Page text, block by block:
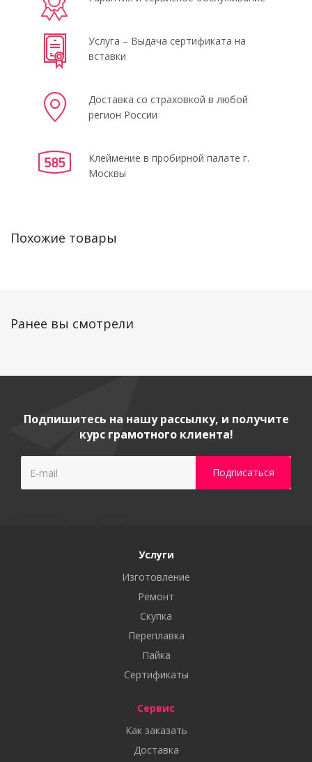
Услуга – Выдача сертификата на
вставки
Доставка со страховкой в любой
регион России
Клеймение в пробирной палате г.
Москвы
Похожие товары
Ранее вы смотрели
Подпишитесь на нашу рассылку, и получите
курс грамотного клиента!
Услуги
Изготовление
Ремонт
Скупка
Переплавка
Пайка
Сертификаты
Сервис
Как заказать
Доставка